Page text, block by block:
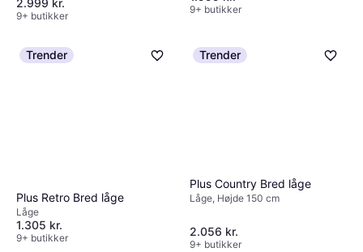
9+ butikker
9+ butikker
Trender
Plus Retro Bred låge
Låge
1.305 kr.
9+ butikker
Trender
Plus Country Bred låge
Låge, Højde 150 cm
2.056 kr.
9+ butikker